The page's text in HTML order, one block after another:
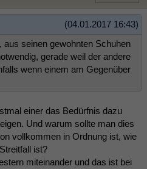
(04.01.2017 16:43)
seinen gewohnten Schuhen
gerade weil der andere
wenn einem am Gegenüber
einer das Bedürfnis dazu
Und warum sollte man dies
vollkommen in Ordnung ist, wie
ist?
miteinander und das ist bei